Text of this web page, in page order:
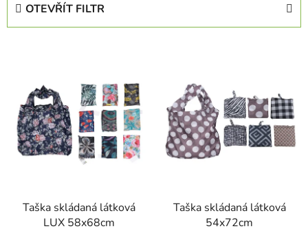
OTEVŘÍT FILTR
Taška skládaná látková
LUX 58x68cm
Taška skládaná látková
54x72cm